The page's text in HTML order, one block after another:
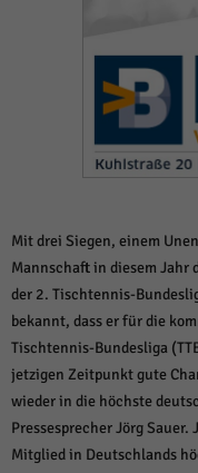
Mit drei Siegen, einem
Mannschaft in diesem Jahr
der 2. Tischtennis-
bekannt, dass er für die
Tischtennis-Bundesliga
jetzigen Zeitpunkt gute
wieder in die höchste
Pressesprecher Jörg
Mitglied in Deutschlands
Alle
Datenschutzeinstellungen
Essenziell (1)
Statistiken (1)
Statistik Cookies erfassen
uns zu verstehen, wie
Marketing (1)
Marketing-Cookies werden